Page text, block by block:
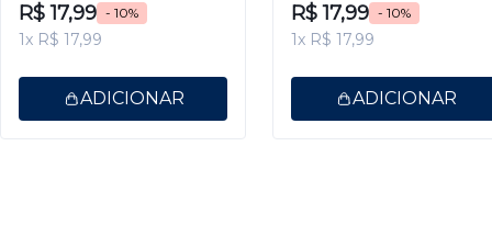
R$ 17,99 - 10%
1x R$ 17,99
ADICIONAR
R$ 17,99 - 10%
1x R$ 17,99
ADICIONAR